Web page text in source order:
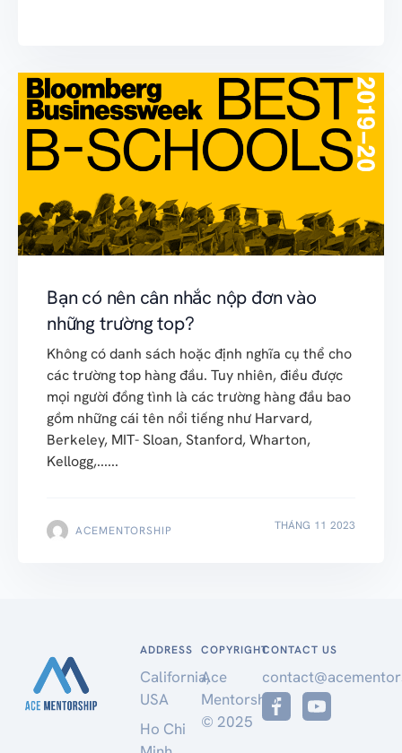
Bạn có nên cân nhắc nộp đơn vào
những trường top?
Không có danh sách hoặc định nghĩa cụ thể cho
các trường top hàng đầu. Tuy nhiên, điều được
mọi người đồng tình là các trường hàng đầu bao
gồm những cái tên nổi tiếng như Harvard,
Berkeley, MIT- Sloan, Stanford, Wharton,
Kellogg,......
ACEMENTORSHIP THÁNG 11 2023
ADDRESS
California,
USA
Ho Chi
COPYRIGHT
Ace
Mentorship
© 2025
CONTACT US